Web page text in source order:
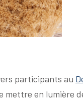
participants au
mettre en lumière